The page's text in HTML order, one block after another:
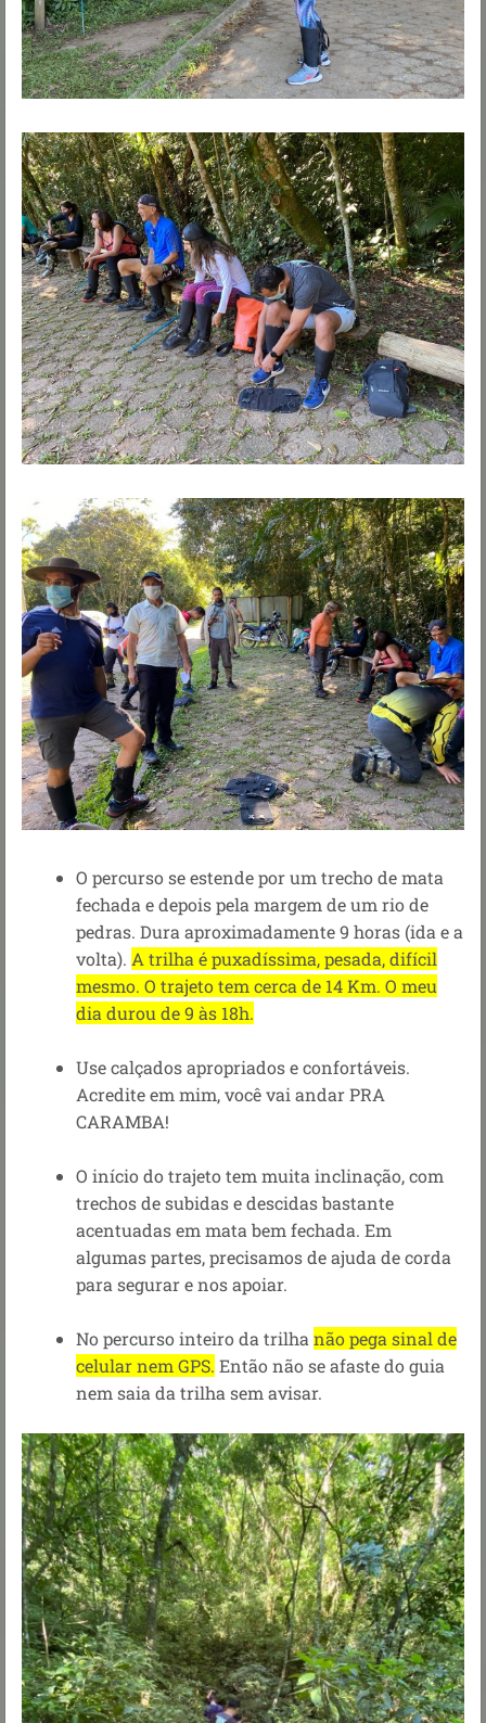
O percurso se estende por um trecho de mata
fechada e depois pela margem de um rio de
pedras. Dura aproximadamente 9 horas (ida e a
volta). A trilha é puxadíssima, pesada, difícil
mesmo. O trajeto tem cerca de 14 Km. O meu
dia durou de 9 às 18h.
Use calçados apropriados e confortáveis.
Acredite em mim, você vai andar PRA
CARAMBA!
O início do trajeto tem muita inclinação, com
trechos de subidas e descidas bastante
acentuadas em mata bem fechada. Em
algumas partes, precisamos de ajuda de corda
para segurar e nos apoiar.
No percurso inteiro da trilhanão pega sinal de
celular nem GPS. Então não se afaste do guia
nem saia da trilha sem avisar.